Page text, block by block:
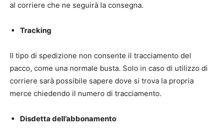
al corriere che ne seguirà la consegna.
Tracking
Il tipo di spedizione non consente il tracciamento del
pacco, come una normale busta. Solo in caso di utilizzo di
corriere sarà possibile sapere dove si trova la propria
merce chiedendo il numero di tracciamento.
Disdetta dell’abbonamento